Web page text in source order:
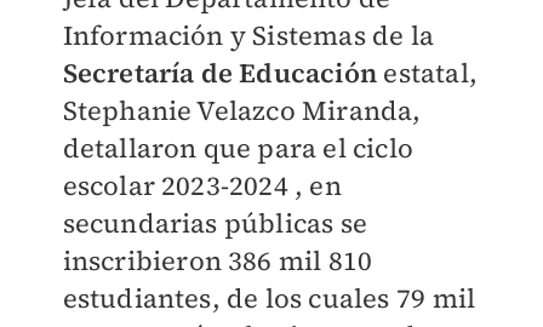
Información y Sistemas de la
Secretaría de Educación estatal,
Stephanie Velazco Miranda,
detallaron que para el ciclo
escolar 2023-2024 , en
secundarias públicas se
inscribieron 386 mil 810
estudiantes, de los cuales 79 mil